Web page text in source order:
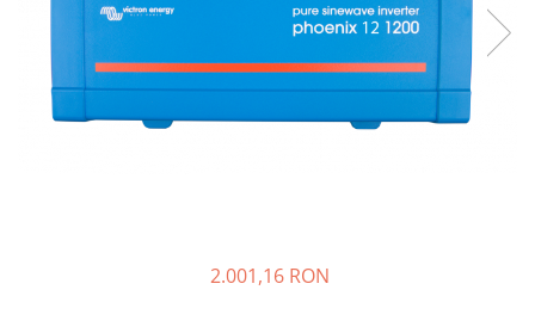
Incarcatoare acumulatori
Panouri fotovoltaice si accesorii
Panouri fotovoltaice
Sisteme prindere panouri
2.001,16 RON